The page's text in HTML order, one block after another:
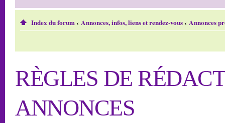
Index du forum‹ Annonces, infos, liens et rendez-vous‹ Annonces
RÈGLES DE
ANNONCES